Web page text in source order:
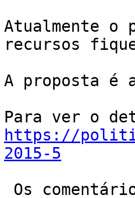
Atualmente o
recursos
A proposta é
https://
2015-5